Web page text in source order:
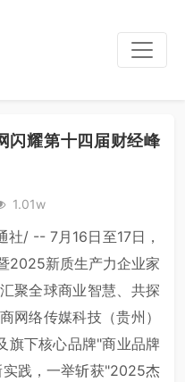
闪耀第十四届财经峰
1.01w
社/ -- 7月16日至17日，
2025新质生产力企业家
聚全球商业智慧、共探
网络传媒科技（贵州）
旗下核心品牌"商业品牌
践，一举斩获"2025杰